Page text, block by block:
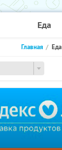
Еда
Главная Еда